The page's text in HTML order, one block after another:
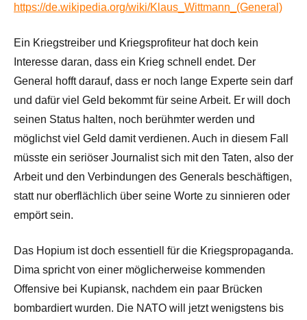
https://de.wikipedia.org/wiki/Klaus_Wittmann_(General)
Ein Kriegstreiber und Kriegsprofiteur hat doch kein
Interesse daran, dass ein Krieg schnell endet. Der
General hofft darauf, dass er noch lange Experte sein darf
und dafür viel Geld bekommt für seine Arbeit. Er will doch
seinen Status halten, noch berühmter werden und
möglichst viel Geld damit verdienen. Auch in diesem Fall
müsste ein seriöser Journalist sich mit den Taten, also der
Arbeit und den Verbindungen des Generals beschäftigen,
statt nur oberflächlich über seine Worte zu sinnieren oder
empört sein.
Das Hopium ist doch essentiell für die Kriegspropaganda.
Dima spricht von einer möglicherweise kommenden
Offensive bei Kupiansk, nachdem ein paar Brücken
bombardiert wurden. Die NATO will jetzt wenigstens bis